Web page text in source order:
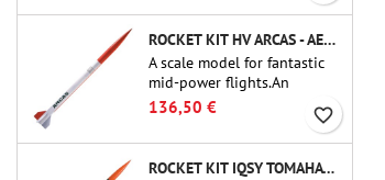
Public Missiles Ltd. (PT-2.1
ou QT-2.1)
ROCKET KIT HV ARCAS - AEROTECH
A scale model for fantastic
mid-power flights.An
uncompromising kit that
allows you to build a replica
of one of the most famous
sounding-rocket ever.
136,50 € favorite_border
ROCKET KIT IQSY TOMAHAWK - AEROTECH